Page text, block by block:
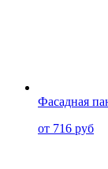
Фасадная
от 716 руб